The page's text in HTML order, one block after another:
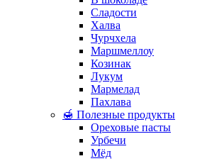
Сладости
Халва
Чурчхела
Маршмеллоу
Козинак
Лукум
Мармелад
Пахлава
🍯 Полезные продукты
Ореховые пасты
Урбечи
Мёд